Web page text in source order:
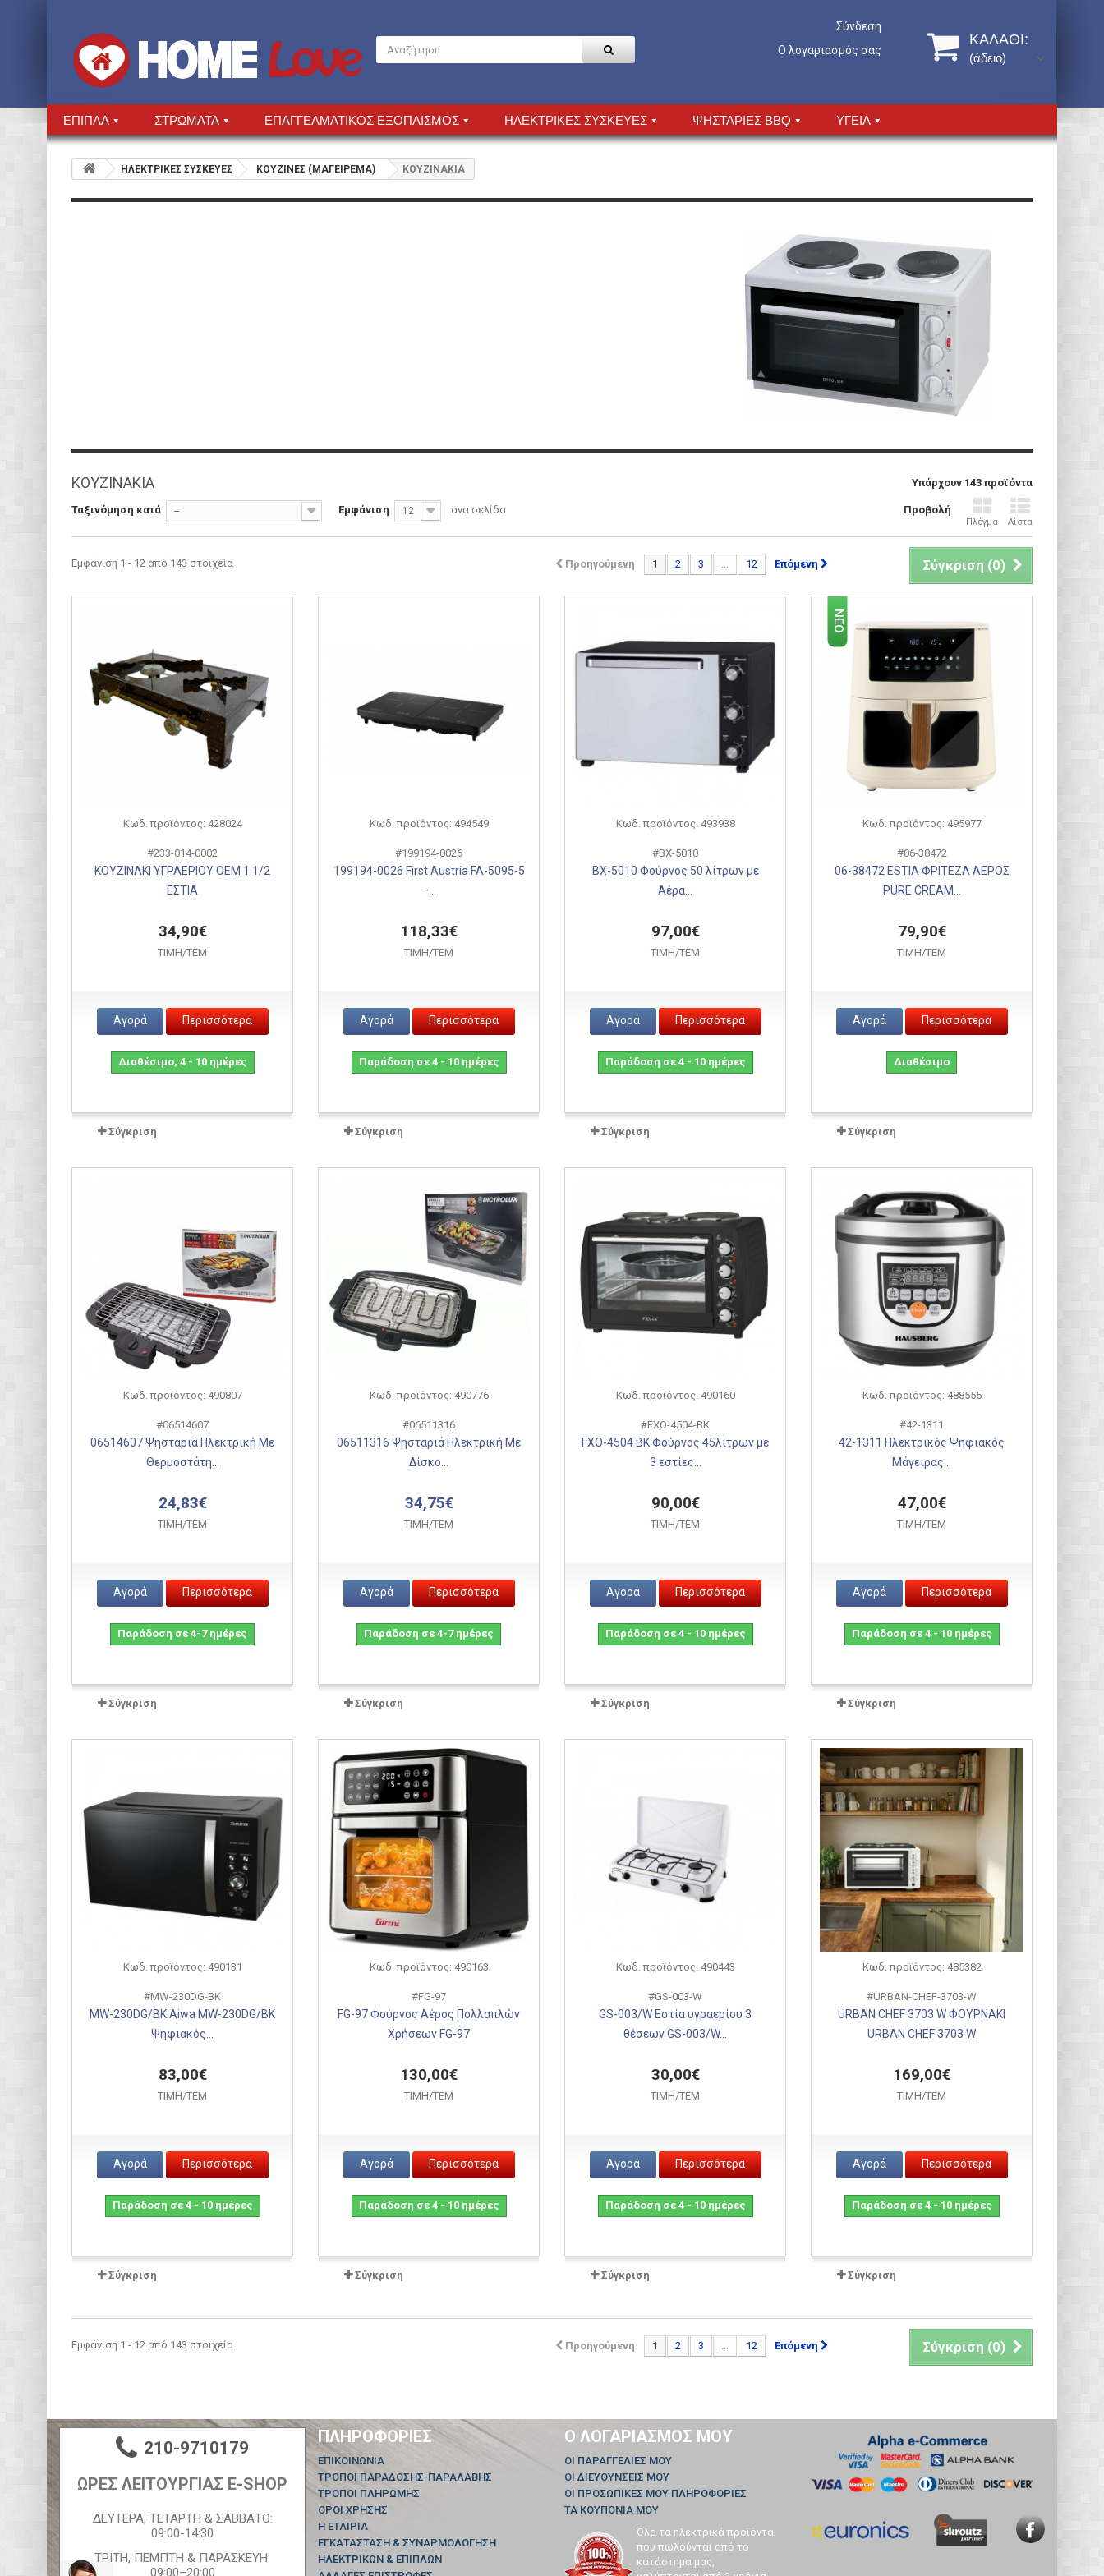
Σύνδεση
Ο λογαριασμός σας
ΚΑΛΆΘΙ:
(άδειο)
ΕΠΙΠΛΑ ΣΤΡΩΜΑΤΑ ΕΠΑΓΓΕΛΜΑΤΙΚΟΣ ΕΞΟΠΛΙΣΜΟΣ ΗΛΕΚΤΡΙΚΕΣ ΣΥΣΚΕΥΕΣ ΨΗΣΤΑΡΙΕΣ BBQ ΥΓΕΙΑ
HΛΕΚΤΡΙΚΕΣ ΣΥΣΚΕΥΕΣ ΚΟΥΖΙΝΕΣ (ΜΑΓΕΙΡΕΜΑ) ΚΟΥΖΙΝΑΚΙΑ
ΚΟΥΖΙΝΑΚΙΑ Υπάρχουν 143 προϊόντα
Προβολή
Πλέγμα Λίστα
Ταξινόμηση κατά -- Εμφάνιση 12 ανα σελίδα
Σύγκριση (0)
Προηγούμενη 1 2 3 ... 12 Επόμενη
Εμφάνιση 1 - 12 από 143 στοιχεία
Κωδ. προϊόντος: 428024
#233-014-0002
ΚΟΥΖΙΝΑΚΙ ΥΓΡΑΕΡΙΟΥ ΟΕΜ 1 1/2
ΕΣΤΙΑ
34,90€
ΤΙΜH/ΤΕΜ
Αγορά Περισσότερα
Διαθέσιμο, 4 - 10 ημέρες
Σύγκριση
Κωδ. προϊόντος: 494549
#199194-0026
199194-0026 First Austria FA-5095-5
–...
118,33€
ΤΙΜH/ΤΕΜ
Αγορά Περισσότερα
Παράδοση σε 4 - 10 ημέρες
Σύγκριση
Κωδ. προϊόντος: 493938
#BX-5010
BX-5010 Φούρνος 50 λίτρων με
Αέρα...
97,00€
ΤΙΜH/ΤΕΜ
Αγορά Περισσότερα
Παράδοση σε 4 - 10 ημέρες
Σύγκριση
ΝΈΟ
Κωδ. προϊόντος: 495977
#06-38472
06-38472 ESTIA ΦΡΙΤΕΖΑ ΑΕΡΟΣ
PURE CREAM...
79,90€
ΤΙΜH/ΤΕΜ
Αγορά Περισσότερα
Διαθέσιμο
Σύγκριση
Κωδ. προϊόντος: 490807
#06514607
06514607 Ψησταριά Ηλεκτρική Με
Θερμοστάτη...
24,83€
ΤΙΜH/ΤΕΜ
Αγορά Περισσότερα
Παράδοση σε 4-7 ημέρες
Σύγκριση
Κωδ. προϊόντος: 490776
#06511316
06511316 Ψησταριά Ηλεκτρική Με
Δίσκο...
34,75€
ΤΙΜH/ΤΕΜ
Αγορά Περισσότερα
Παράδοση σε 4-7 ημέρες
Σύγκριση
Κωδ. προϊόντος: 490160
#FXO-4504-BK
FXO-4504 BK Φούρνος 45λίτρων με
3 εστίες...
90,00€
ΤΙΜH/ΤΕΜ
Αγορά Περισσότερα
Παράδοση σε 4 - 10 ημέρες
Σύγκριση
Κωδ. προϊόντος: 488555
#42-1311
42-1311 Ηλεκτρικός Ψηφιακός
Μάγειρας...
47,00€
ΤΙΜH/ΤΕΜ
Αγορά Περισσότερα
Παράδοση σε 4 - 10 ημέρες
Σύγκριση
Κωδ. προϊόντος: 490131
#MW-230DG-BK
MW-230DG/BK Aiwa MW-230DG/BK
Ψηφιακός...
83,00€
ΤΙΜH/ΤΕΜ
Αγορά Περισσότερα
Παράδοση σε 4 - 10 ημέρες
Σύγκριση
Κωδ. προϊόντος: 490163
#FG-97
FG-97 Φούρνος Αέρος Πολλαπλών
Χρήσεων FG-97
130,00€
ΤΙΜH/ΤΕΜ
Αγορά Περισσότερα
Παράδοση σε 4 - 10 ημέρες
Σύγκριση
Κωδ. προϊόντος: 490443
#GS-003-W
GS-003/W Εστία υγραερίου 3
θέσεων GS-003/W...
30,00€
ΤΙΜH/ΤΕΜ
Αγορά Περισσότερα
Παράδοση σε 4 - 10 ημέρες
Σύγκριση
Κωδ. προϊόντος: 485382
#URBAN-CHEF-3703-W
URBAN CHEF 3703 W ΦΟΥΡΝΑΚΙ
URBAN CHEF 3703 W
169,00€
ΤΙΜH/ΤΕΜ
Αγορά Περισσότερα
Παράδοση σε 4 - 10 ημέρες
Σύγκριση
Σύγκριση (0)
Προηγούμενη 1 2 3 ... 12 Επόμενη
Εμφάνιση 1 - 12 από 143 στοιχεία
210-9710179
ΩΡΕΣ ΛΕΙΤΟΥΡΓΙΑΣ E-SHOP
ΔΕΥΤΕΡΑ, ΤΕΤΑΡΤΗ & ΣΑΒΒΑΤΟ:
09:00-14:30
ΤΡΙΤΗ, ΠΕΜΠΤΗ & ΠΑΡΑΣΚΕΥΗ:
09:00–20:00
ΠΛΗΡΟΦΟΡΊΕΣ
ΕΠΙΚΟΙΝΩΝΊΑ
ΤΡΟΠΟΙ ΠΑΡΑΔΟΣΗΣ-ΠΑΡΑΛΑΒΗΣ
ΤΡΟΠΟΙ ΠΛΗΡΩΜΗΣ
ΟΡΟΙ ΧΡΗΣΗΣ
Η ΕΤΑΙΡΙΑ
ΕΓΚΑΤΑΣΤΑΣΗ & ΣΥΝΑΡΜΟΛΟΓΗΣΗ
ΗΛΕΚΤΡΙΚΩΝ & ΕΠΙΠΛΩΝ
Ο ΛΟΓΑΡΙΑΣΜΌΣ ΜΟΥ
ΟΙ ΠΑΡΑΓΓΕΛΊΕΣ ΜΟΥ
ΟΙ ΔΙΕΥΘΎΝΣΕΙΣ ΜΟΥ
ΟΙ ΠΡΟΣΩΠΙΚΈΣ ΜΟΥ ΠΛΗΡΟΦΟΡΊΕΣ
ΤΑ ΚΟΥΠΌΝΙΑ ΜΟΥ
Όλα τα ηλεκτρικά προϊόντα
που πωλούνται από το
κατάστημα μας,